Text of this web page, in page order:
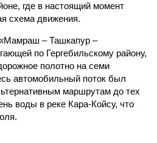
где в настоящий момент
схема движения.
– Ташкапур –
по Гергебильскому району,
полотно на семи
автомобильный поток был
маршрутам до тех
воды в реке Кара-Койсу, что